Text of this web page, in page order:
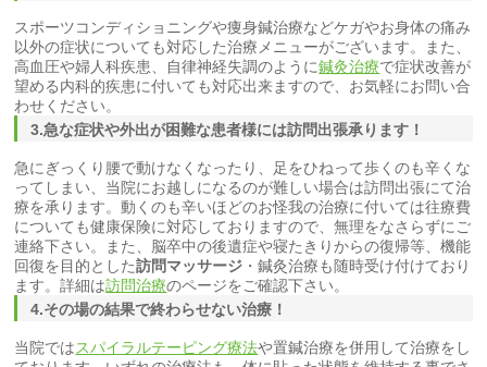
スポーツコンディショニングや痩身鍼治療などケガやお身体の痛み
以外の症状についても対応した治療メニューがございます。また、
高血圧や婦人科疾患、自律神経失調のように鍼灸治療で症状改善が
望める内科的疾患に付いても対応出来ますので、お気軽にお問い合
わせください。
3.急な症状や外出が困難な患者様には訪問出張承ります！
急にぎっくり腰で動けなくなったり、足をひねって歩くのも辛くな
ってしまい、当院にお越しになるのが難しい場合は訪問出張にて治
療を承ります。動くのも辛いほどのお怪我の治療に付いては往療費
についても健康保険に対応しておりますので、無理をなさらずにご
連絡下さい。また、脳卒中の後遺症や寝たきりからの復帰等、機能
回復を目的とした訪問マッサージ ・鍼灸治療も随時受け付けており
ます。詳細は訪問治療のページをご確認下さい。
4.その場の結果で終わらせない治療！
当院ではスパイラルテーピング療法や置鍼治療を併用して治療をし